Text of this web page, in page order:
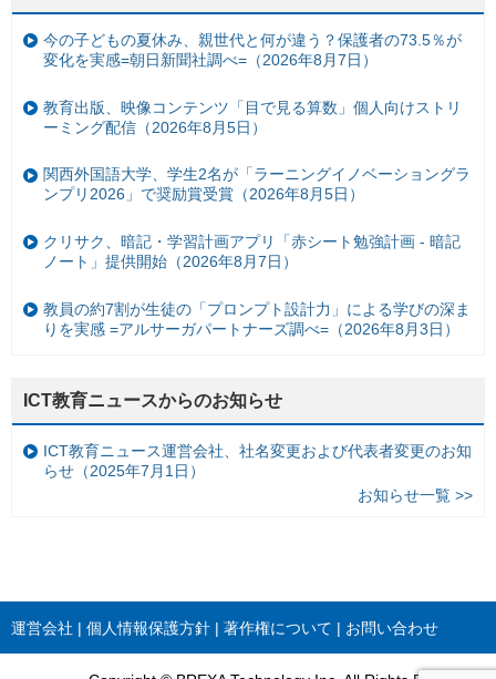
今の子どもの夏休み、親世代と何が違う？保護者の73.5％が
変化を実感=朝日新聞社調べ=（2026年8月7日）
教育出版、映像コンテンツ「目で見る算数」個人向けストリ
ーミング配信（2026年8月5日）
関西外国語大学、学生2名が「ラーニングイノベーショングラ
ンプリ2026」で奨励賞受賞（2026年8月5日）
クリサク、暗記・学習計画アプリ「赤シート勉強計画 - 暗記
ノート」提供開始（2026年8月7日）
教員の約7割が生徒の「プロンプト設計力」による学びの深ま
りを実感 =アルサーガパートナーズ調べ=（2026年8月3日）
ICT教育ニュースからのお知らせ
ICT教育ニュース運営会社、社名変更および代表者変更のお知
らせ（2025年7月1日）
お知らせ一覧 >>
運営会社 個人情報保護方針 著作権について お問い合わせ